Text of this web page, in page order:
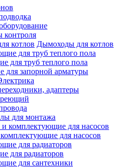
Дымоходы для котлов
для труб теплого пола
для запорной арматуры
адаптеры
для монтажа
для насосов
для радиаторов